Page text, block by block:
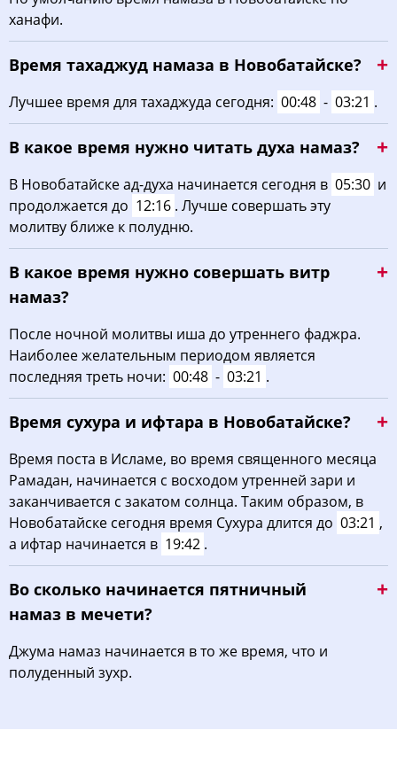
22, Сб
23, Вс 03:48 05:28 12:24 16:13 19:18 20:51
24, Пн 03:50 05:30 12:23 16:12 19:16 20:49
25, Вт 03:51 05:31 12:23 16:11 19:14 20:46
26, Ср 03:53 05:32 12:23 16:10 19:12 20:44
27, Чт 03:55 05:34 12:22
28, Пт 03:57 05:35 12:22 16:08 19:09 20:39
30, Вс 04:00 05:38 12:22 16:06 19:05
04:02 12:21 16:05
ханафи.
Время тахаджуд намаза в Новобатайске?
Лучшее время для тахаджуда сегодня: 00:48 - 03:21 .
В какое время нужно читать духа намаз?
В Новобатайске ад-духа начинается сегодня в 05:30 и
продолжается до 12:16 . Лучше совершать эту
молитву ближе к полудню.
В какое время нужно совершать витр
намаз?
После ночной молитвы иша до утреннего фаджра.
Наиболее желательным периодом является
последняя треть ночи: 00:48 - 03:21 .
Время сухура и ифтара в Новобатайске?
Время поста в Исламе, во время священного месяца
Рамадан, начинается с восходом утренней зари и
заканчивается с закатом солнца. Таким образом, в
Новобатайске сегодня время Сухура длится до 03:21 ,
а ифтар начинается в 19:42 .
Во сколько начинается пятничный
намаз в мечети?
Джума намаз начинается в то же время, что и
полуденный зухр.